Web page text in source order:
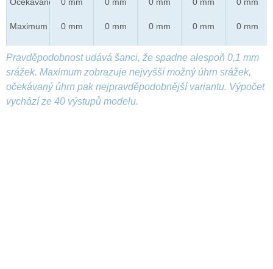
Očekáváno
Maximum
0 mm
0 mm
0 mm
0 mm
0 mm
0 mm
0 mm
0 mm
0 mm
0 mm
Pravděpodobnost udává šanci, že spadne alespoň 0,1 mm
srážek. Maximum zobrazuje nejvyšší možný úhrn srážek,
očekávaný úhrn pak nejpravděpodobnější variantu. Výpočet
vychází ze 40 výstupů modelu.